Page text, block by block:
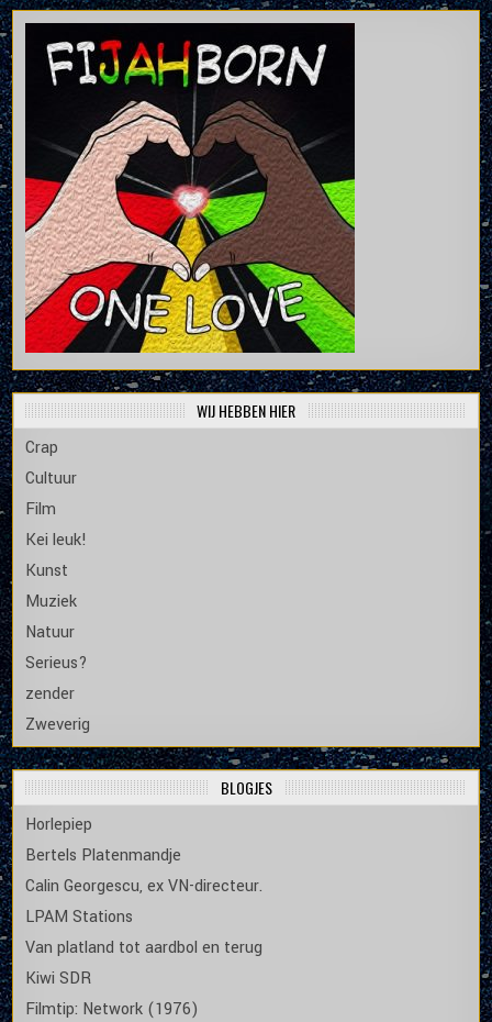
WIJ HEBBEN HIER
Crap
Cultuur
Film
Kei leuk!
Kunst
Muziek
Natuur
Serieus?
zender
Zweverig
BLOGJES
Horlepiep
Bertels Platenmandje
Calin Georgescu, ex VN-directeur.
LPAM Stations
Van platland tot aardbol en terug
Kiwi SDR
Filmtip: Network (1976)